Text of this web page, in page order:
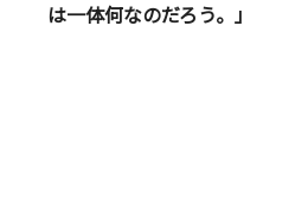
は一体何なのだろう。」